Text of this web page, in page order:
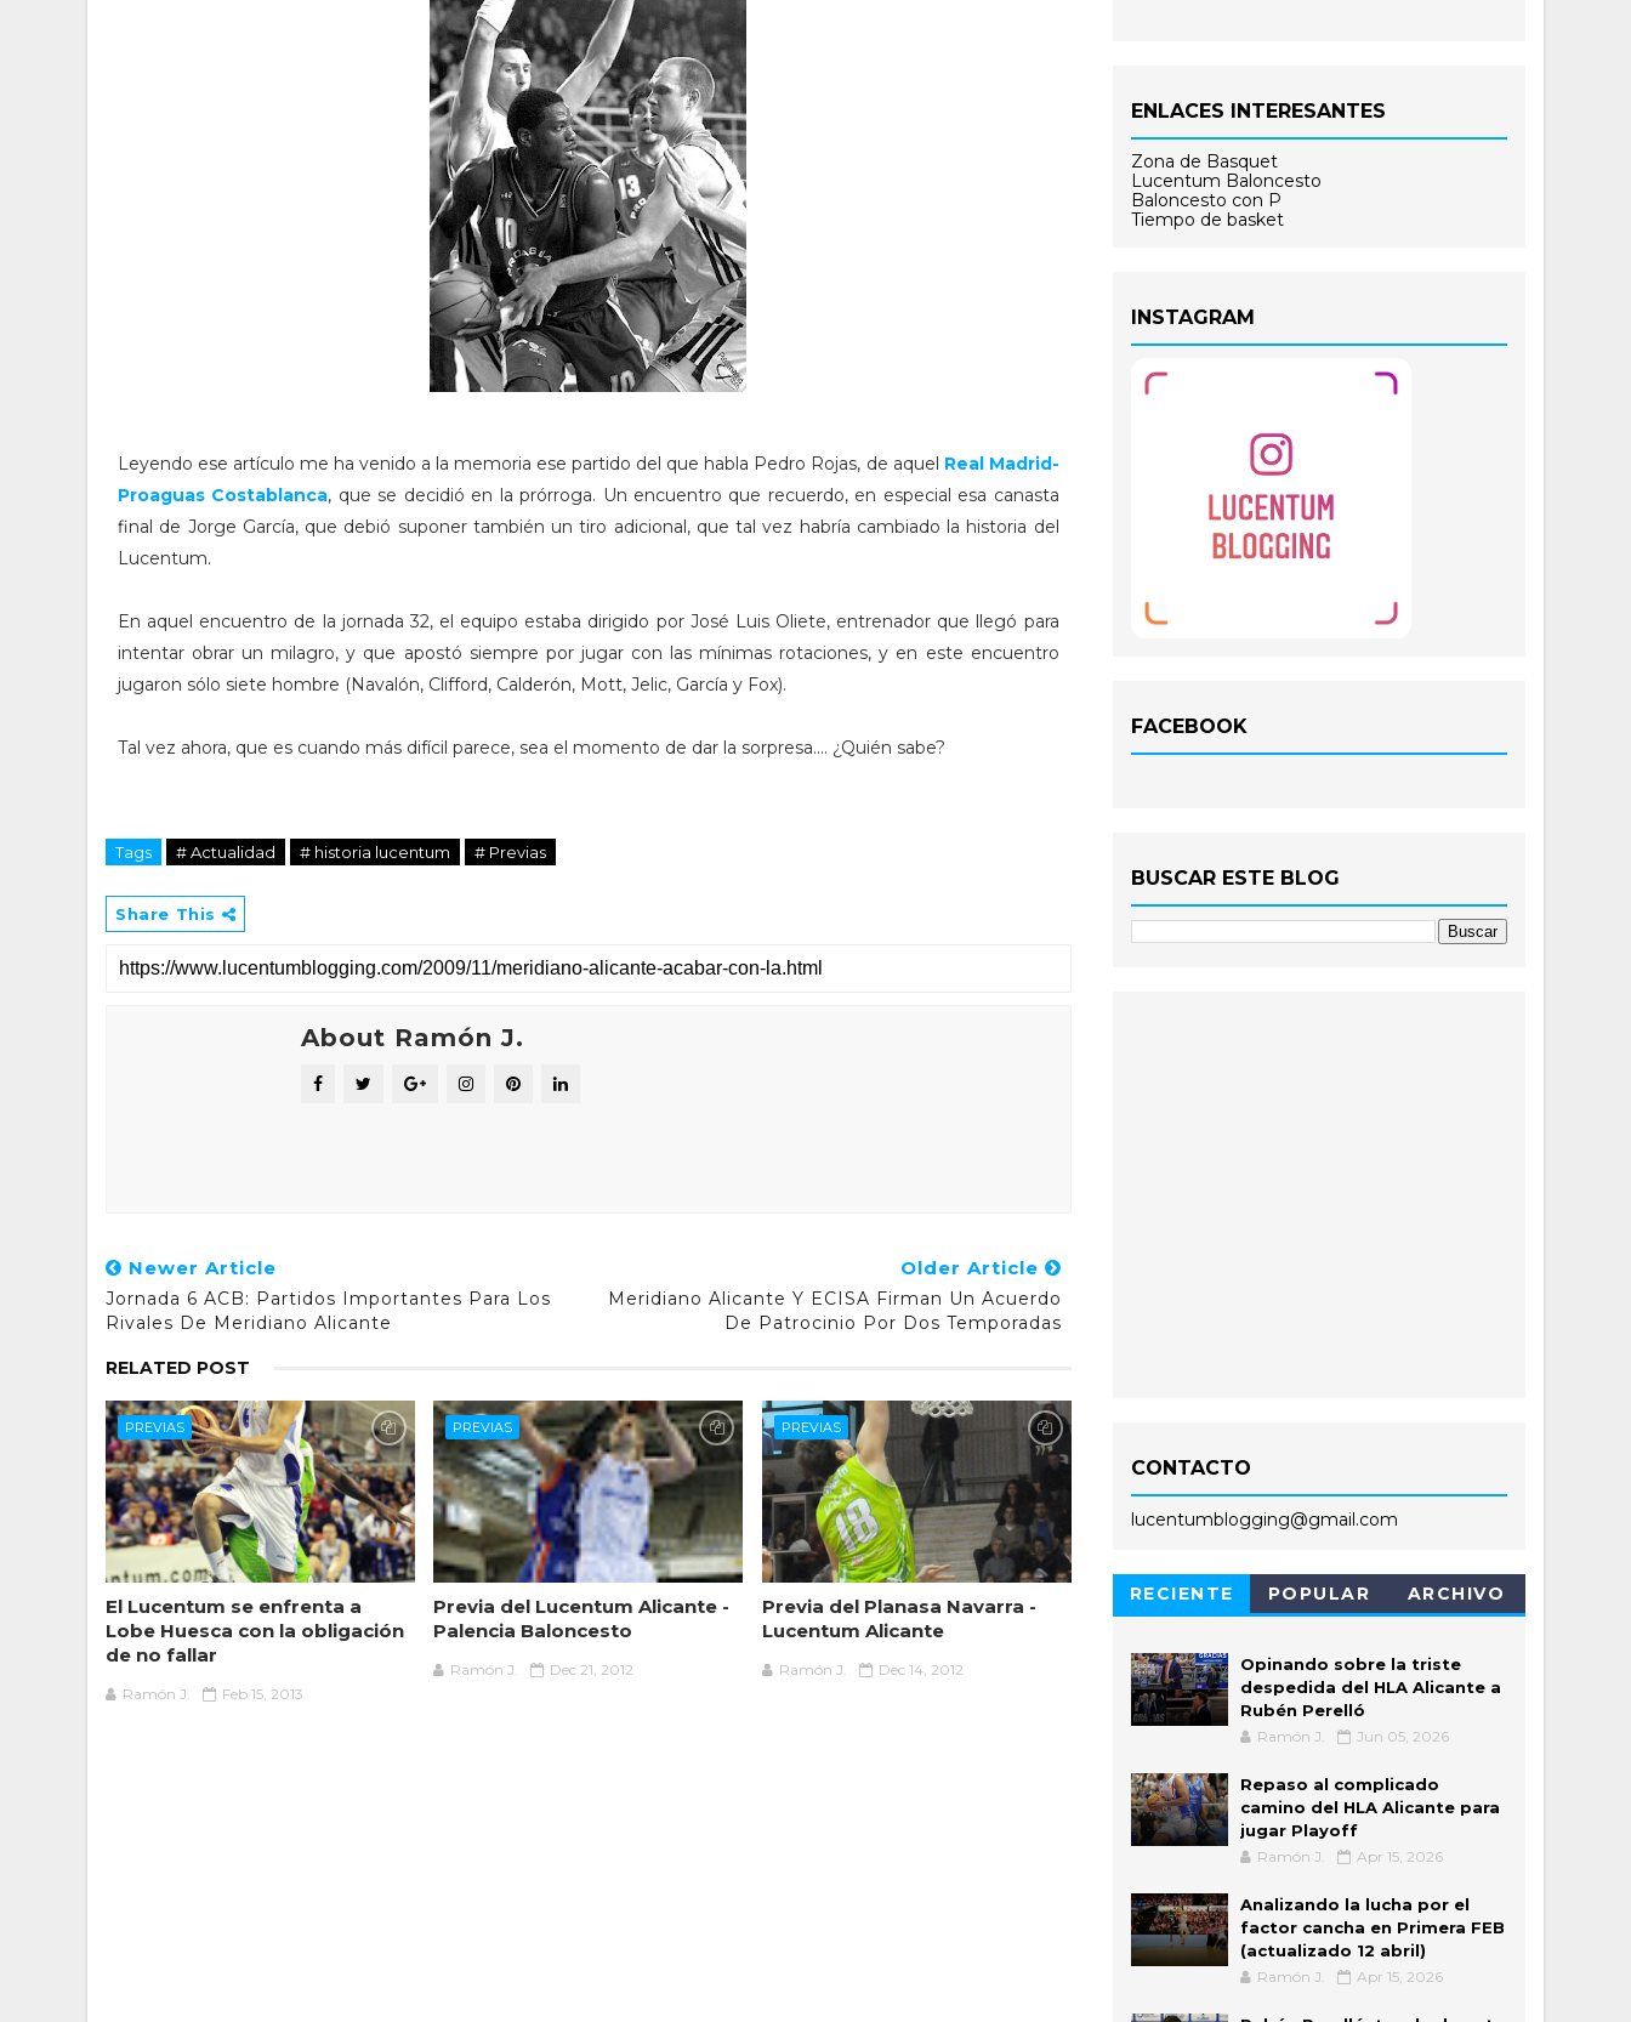
Leyendo ese artículo me ha venido a la memoria ese partido del que habla Pedro Rojas, de aquel Real Madrid-
Proaguas Costablanca, que se decidió en la prórroga. Un encuentro que recuerdo, en especial esa canasta
final de Jorge García, que debió suponer también un tiro adicional, que tal vez habría cambiado la historia del
Lucentum.
En aquel encuentro de la jornada 32, el equipo estaba dirigido por José Luis Oliete, entrenador que llegó para
intentar obrar un milagro, y que apostó siempre por jugar con las mínimas rotaciones, y en este encuentro
jugaron sólo siete hombre (Navalón, Clifford, Calderón, Mott, Jelic, García y Fox).
Tal vez ahora, que es cuando más difícil parece, sea el momento de dar la sorpresa.... ¿Quién sabe?
Tags # Actualidad # historia lucentum # Previas
Share This
About Ramón J.
Newer Article
Jornada 6 ACB: Partidos Importantes Para Los
Rivales De Meridiano Alicante
Older Article
Meridiano Alicante Y ECISA Firman Un Acuerdo
De Patrocinio Por Dos Temporadas
RELATED POST
PREVIAS
El Lucentum se enfrenta a
Lobe Huesca con la obligación
de no fallar
Ramón J. Feb 15, 2013
PREVIAS
Previa del Lucentum Alicante -
Palencia Baloncesto
Ramón J. Dec 21, 2012
PREVIAS
Previa del Planasa Navarra -
Lucentum Alicante
Ramón J. Dec 14, 2012
ENLACES INTERESANTES
Zona de Basquet
Lucentum Baloncesto
Baloncesto con P
Tiempo de basket
INSTAGRAM
FACEBOOK
BUSCAR ESTE BLOG
CONTACTO
lucentumblogging@gmail.com
RECIENTE POPULAR ARCHIVO
Opinando sobre la triste
despedida del HLA Alicante a
Rubén Perelló
Ramón J. Jun 05, 2026
Repaso al complicado
camino del HLA Alicante para
jugar Playoff
Ramón J. Apr 15, 2026
Analizando la lucha por el
factor cancha en Primera FEB
(actualizado 12 abril)
Ramón J. Apr 15, 2026